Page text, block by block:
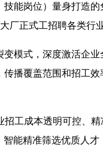
能岗位）量身打造
厂正式工招聘各类行业
模式，深度激活企
播覆盖范围和招工
工成本透明可控、
能精准筛选优质人